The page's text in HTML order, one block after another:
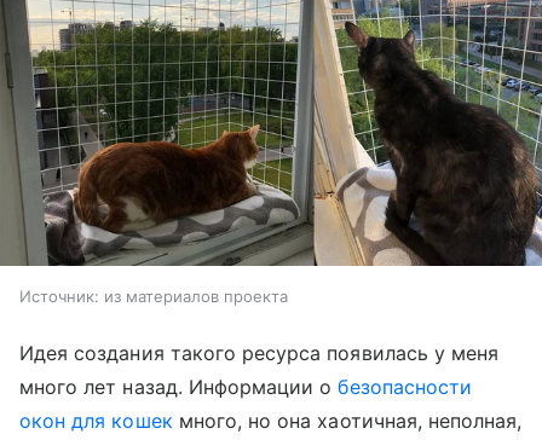
Источник: из материалов проекта
Идея создания такого ресурса появилась у меня
много лет назад. Информации обезопасности
окон для кошек много, но она хаотичная, неполная,